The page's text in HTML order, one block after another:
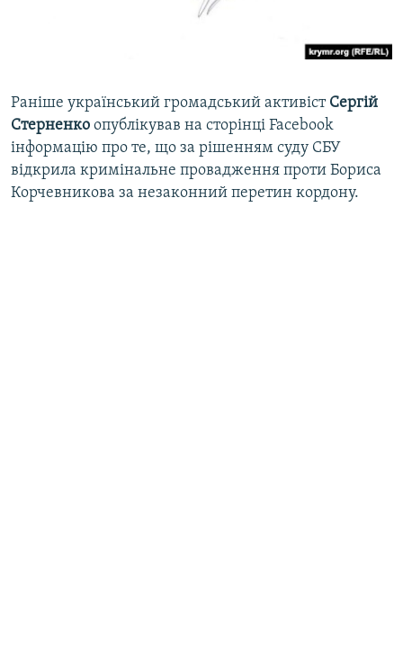
Раніше український громадський активіст Сергій
Стерненко опублікував на сторінці Facebook
інформацію про те, що за рішенням суду СБУ
відкрила кримінальне провадження проти Бориса
Корчевникова за незаконний перетин кордону.